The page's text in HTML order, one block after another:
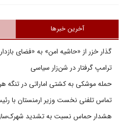
آخرین خبرها
گذار خزر از «حاشیه امن» به «فضای
ترامپ گرفتار در شن‌زار سیاسی
حمله موشکی به کشتی اماراتی در تنگه
تماس تلفنی نخست وزیر ارمنستان با
هشدار حماس نسبت به تشدید